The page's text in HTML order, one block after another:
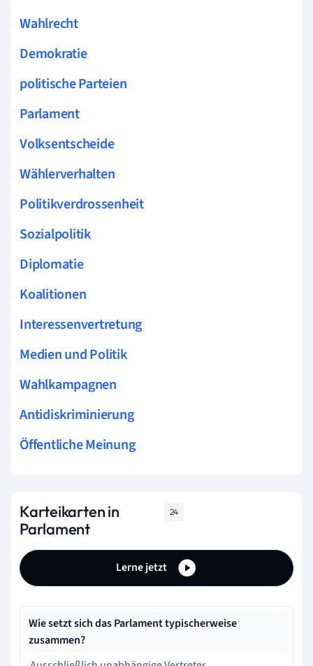
Wahlrecht
Demokratie
politische Parteien
Parlament
Volksentscheide
Wählerverhalten
Politikverdrossenheit
Sozialpolitik
Diplomatie
Koalitionen
Interessenvertretung
Medien und Politik
Wahlkampagnen
Antidiskriminierung
Öffentliche Meinung
Karteikarten in
Parlament
24
Lerne jetzt
Wie setzt sich das Parlament typischerweise
zusammen?